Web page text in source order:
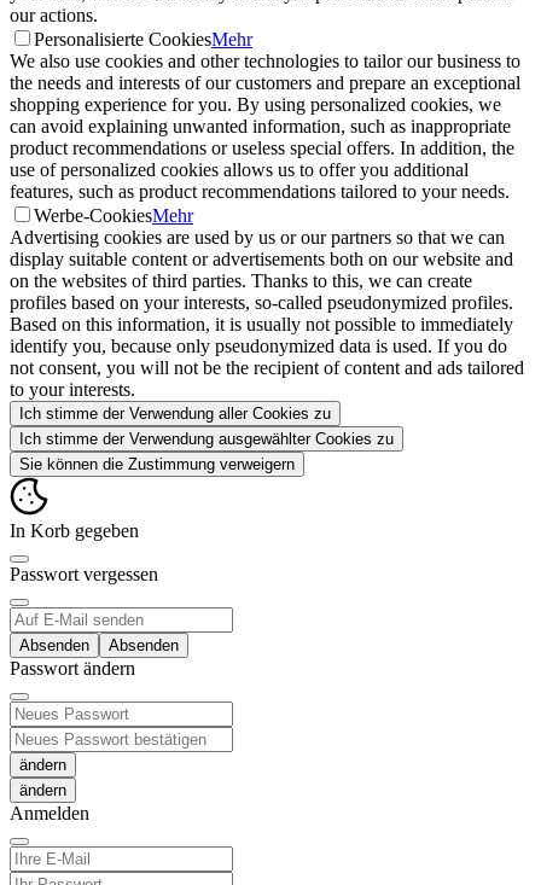
our actions.
Personalisierte CookiesMehr
We also use cookies and other technologies to tailor our business to
the needs and interests of our customers and prepare an exceptional
shopping experience for you. By using personalized cookies, we
can avoid explaining unwanted information, such as inappropriate
product recommendations or useless special offers. In addition, the
use of personalized cookies allows us to offer you additional
features, such as product recommendations tailored to your needs.
Werbe-CookiesMehr
Advertising cookies are used by us or our partners so that we can
display suitable content or advertisements both on our website and
on the websites of third parties. Thanks to this, we can create
profiles based on your interests, so-called pseudonymized profiles.
Based on this information, it is usually not possible to immediately
identify you, because only pseudonymized data is used. If you do
not consent, you will not be the recipient of content and ads tailored
to your interests.
Ich stimme der Verwendung aller Cookies zu
Ich stimme der Verwendung ausgewählter Cookies zu
Sie können die Zustimmung verweigern
In Korb gegeben
Passwort vergessen
Absenden
Passwort ändern
ändern
Anmelden